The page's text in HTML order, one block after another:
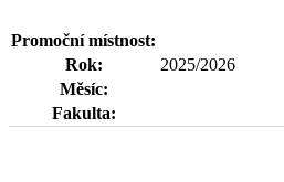
Promoční místnost:
Rok:
2025/2026
Měsíc:
Fakulta: